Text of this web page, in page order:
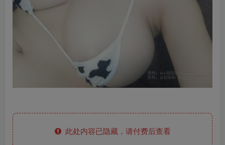
此处内容已隐藏，请付费后查看